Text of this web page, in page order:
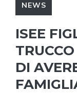
NEWS
ISEE
DI